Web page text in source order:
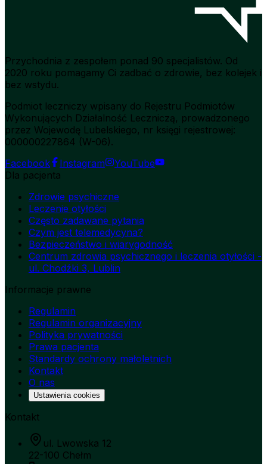
Przychodnia z zespołem ponad 90 specjalistów. Od
2020 roku pomagamy Ci zadbać o zdrowie, bez kolejek i
bez wstydu.
Podmiot leczniczy wpisany do Rejestru Podmiotów
Wykonujących Działalność Leczniczą, prowadzonego
przez Wojewodę Lubelskiego, nr księgi rejestrowej:
000000227864 (W-06).
Facebook
Instagram
YouTube
Dla pacjenta
Zdrowie psychiczne
Leczenie otyłości
Często zadawane pytania
Czym jest telemedycyna?
Bezpieczeństwo i wiarygodność
Centrum zdrowia psychicznego i leczenia otyłości -
ul. Chodźki 3, Lublin
Informacje prawne
Regulamin
Regulamin organizacyjny
Polityka prywatności
Prawa pacjenta
Standardy ochrony małoletnich
Kontakt
O nas
Ustawienia cookies
Kontakt
ul. Lwowska 12
22-100 Chełm